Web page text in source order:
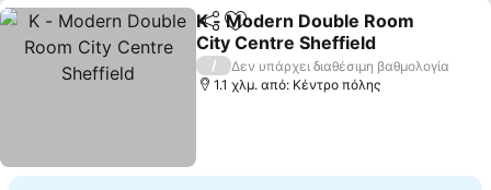
Κοινοποίηση
Προσθήκη στα αγαπημένα
K - Modern Double Room
City Centre Sheffield
Εμφάνιση τιμών
/
Δεν υπάρχει διαθέσιμη βαθμολογία
1.1 χλμ. από: Κέντρο πόλης